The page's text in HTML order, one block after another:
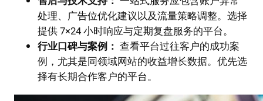
处理、广告位优化建议以及流量策略调整。选择
提供 7×24 小时响应与定期复盘服务的平台。
行业口碑与案例： 查看平台过往客户的成功案
例，尤其是同领域网站的收益增长数据。优先选
择有长期合作客户的平台。